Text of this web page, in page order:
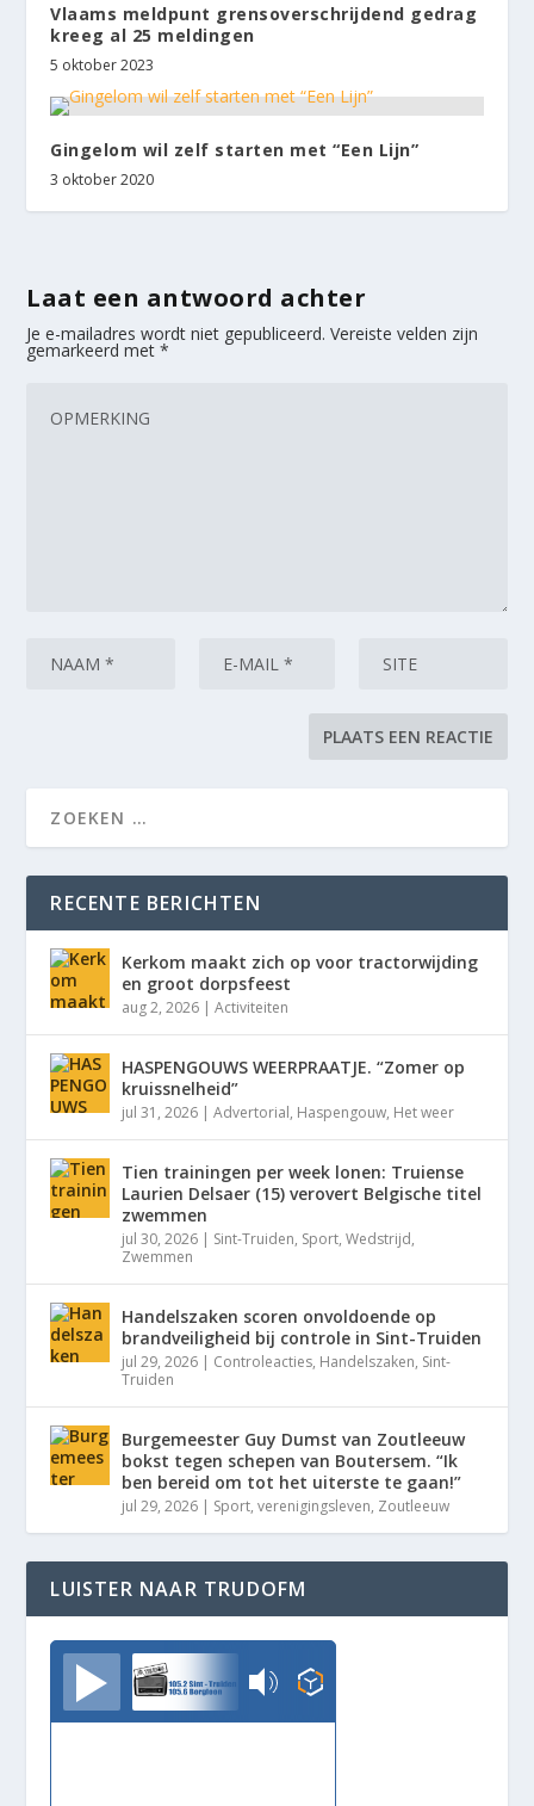
Vlaams meldpunt grensoverschrijdend gedrag
kreeg al 25 meldingen
5 oktober 2023
Gingelom wil zelf starten met “Een Lijn”
3 oktober 2020
Laat een antwoord achter
Je e-mailadres wordt niet gepubliceerd. Vereiste velden zijn
gemarkeerd met*
RECENTE BERICHTEN
Kerkom maakt zich op voor tractorwijding
en groot dorpsfeest
aug 2, 2026 |Activiteiten
HASPENGOUWS WEERPRAATJE. “Zomer op
kruissnelheid”
jul 31, 2026 |Advertorial, Haspengouw, Het weer
Tien trainingen per week lonen: Truiense
Laurien Delsaer (15) verovert Belgische titel
zwemmen
jul 30, 2026 | Sint-Truiden, Sport,Wedstrijd,
Zwemmen
Handelszaken scoren onvoldoende op
brandveiligheid bij controle in Sint-Truiden
jul 29, 2026 | Controleacties, Handelszaken, Sint-
Truiden
Burgemeester Guy Dumst van Zoutleeuw
bokst tegen schepen van Boutersem. “Ik
ben bereid om tot het uiterste te gaan!”
jul 29, 2026 | Sport,verenigingsleven, Zoutleeuw
LUISTER NAAR TRUDOFM
TrudoFM